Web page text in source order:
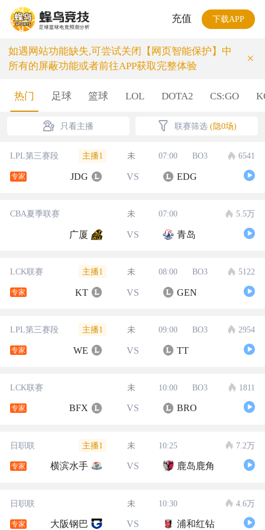
充值 下载APP
如遇网站功能缺失,可尝试关闭【网页智能保护】中
所有的屏蔽功能或者前往APP获取完整体验
×
热门 足球 篮球 LOL DOTA2 CS:GO
只看主播 联赛筛选 (隐0场)
LPL第三赛段 主播1 未 07:00 BO3 6541
专家 JDG VS EDG
CBA夏季联赛 未 07:00 5.5万
广厦 VS 青岛
LCK联赛 主播1 未 08:00 BO3 5122
专家 KT VS GEN
LPL第三赛段 主播1 未 09:00 BO3 2954
专家 WE VS TT
LCK联赛 未 10:00 BO3 1811
专家 BFX VS BRO
日职联 主播1 未 10:25 7.2万
专家 横滨水手 VS 鹿岛鹿角
日职联 未 10:30 4.6万
专家 大阪钢巴 VS 浦和红钻